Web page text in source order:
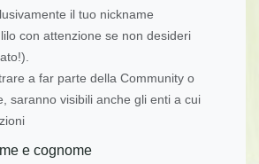
il tuo nickname
con attenzione se non desideri
a far parte della Community o
saranno visibili anche gli enti a cui
e cognome